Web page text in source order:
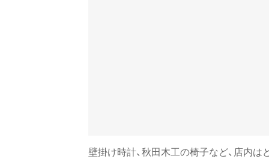
壁掛け時計、秋田木工の椅子など、店内